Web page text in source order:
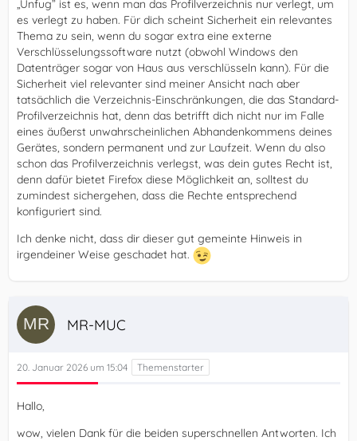
„Unfug” ist es, wenn man das Profilverzeichnis nur verlegt, um
es verlegt zu haben. Für dich scheint Sicherheit ein relevantes
Thema zu sein, wenn du sogar extra eine externe
Verschlüsselungssoftware nutzt (obwohl Windows den
Datenträger sogar von Haus aus verschlüsseln kann). Für die
Sicherheit viel relevanter sind meiner Ansicht nach aber
tatsächlich die Verzeichnis-Einschränkungen, die das Standard-
Profilverzeichnis hat, denn das betrifft dich nicht nur im Falle
eines äußerst unwahrscheinlichen Abhandenkommens deines
Gerätes, sondern permanent und zur Laufzeit. Wenn du also
schon das Profilverzeichnis verlegst, was dein gutes Recht ist,
denn dafür bietet Firefox diese Möglichkeit an, solltest du
zumindest sichergehen, dass die Rechte entsprechend
konfiguriert sind.
Ich denke nicht, dass dir dieser gut gemeinte Hinweis in
irgendeiner Weise geschadet hat.
MR-MUC
20. Januar 2026 um 15:04
Hallo,
wow, vielen Dank für die beiden superschnellen Antworten. Ich